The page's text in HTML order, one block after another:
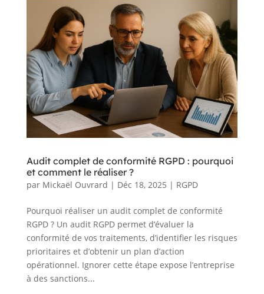
Audit complet de conformité RGPD : pourquoi
et comment le réaliser ?
par Mickaël Ouvrard | Déc 18, 2025 | RGPD
Pourquoi réaliser un audit complet de conformité
RGPD ? Un audit RGPD permet d’évaluer la
conformité de vos traitements, d’identifier les risques
prioritaires et d’obtenir un plan d’action
opérationnel. Ignorer cette étape expose l’entreprise
à des sanctions...